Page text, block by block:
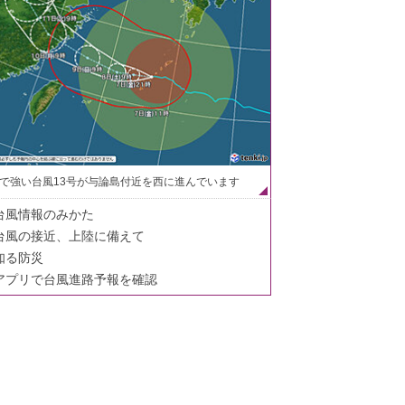
強い台風13号が与論島付近を西に進んでいます
風情報のみかた
風の接近、上陸に備えて
る防災
プリで台風進路予報を確認